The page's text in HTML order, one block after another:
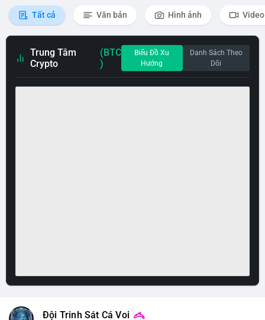
Tất cả Văn bản Hình ảnh Video
Trung Tâm
Crypto
(BTC
)
Biểu Đồ Xu
Hướng
Danh Sách Theo
Dõi
Đội Trinh Sát Cá Voi